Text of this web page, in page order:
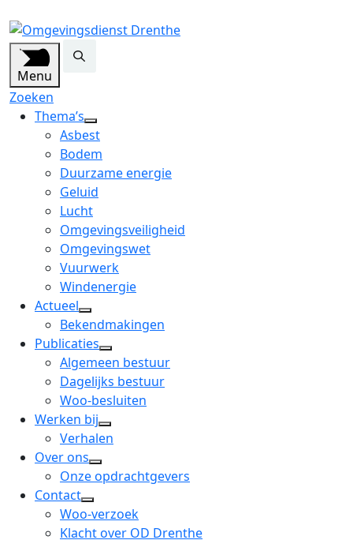
Menu
Zoeken
Thema’s
open
dropdown
menu
Asbest
Bodem
Duurzame energie
Geluid
Lucht
Omgevingsveiligheid
Omgevingswet
Vuurwerk
Windenergie
Actueel
open
dropdown
menu
Bekendmakingen
Publicaties
open
dropdown
menu
Algemeen bestuur
Dagelijks bestuur
Woo-besluiten
Werken bij
open
menu
Verhalen
Over ons
open
dropdown
menu
Onze opdrachtgevers
Contact
open
dropdown
Woo-verzoek
Klacht over OD Drenthe